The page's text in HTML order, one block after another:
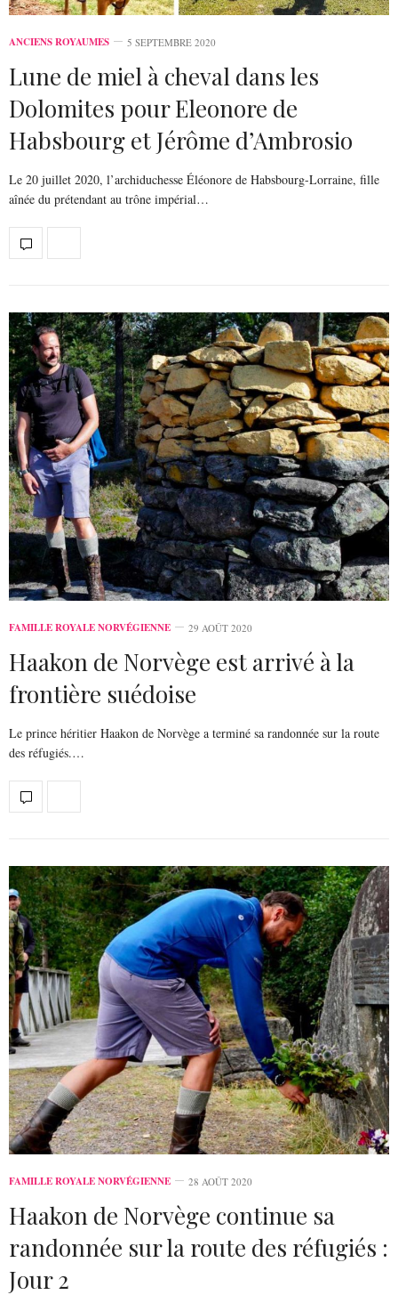
ANCIENS ROYAUMES 5 SEPTEMBRE 2020
Lune de miel à cheval dans les
Dolomites pour Eleonore de
Habsbourg et Jérôme d’Ambrosio
Le 20 juillet 2020, l’archiduchesse Éléonore de Habsbourg-Lorraine, fille
aînée du prétendant au trône impérial…
FAMILLE ROYALE NORVÉGIENNE 29 AOÛT 2020
Haakon de Norvège est arrivé à la
frontière suédoise
Le prince héritier Haakon de Norvège a terminé sa randonnée sur la route
des réfugiés.…
FAMILLE ROYALE NORVÉGIENNE 28 AOÛT 2020
Haakon de Norvège continue sa
randonnée sur la route des réfugiés :
Jour 2